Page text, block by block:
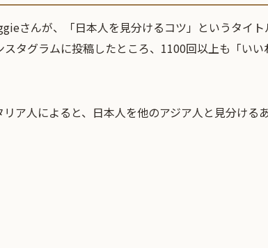
さんが、「日本人を見分けるコツ」というタイ
タグラムに投稿したところ、1100回以上も「いい
ア人によると、日本人を他のアジア人と見分ける